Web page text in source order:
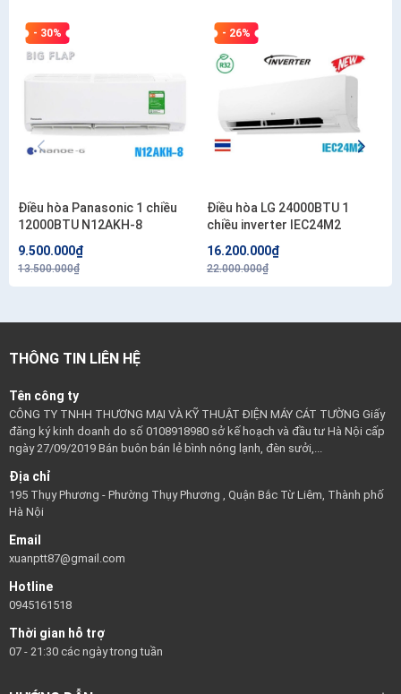
- 30%
Điều hòa Panasonic 1 chiều
12000BTU N12AKH-8
9.500.000₫
13.500.000₫
- 26%
Điều hòa LG 24000BTU 1
chiều inverter IEC24M2
16.200.000₫
22.000.000₫
THÔNG TIN LIÊN HỆ
Tên công ty
CÔNG TY TNHH THƯƠNG MẠI VÀ KỸ THUẬT ĐIỆN MÁY CÁT TƯỜNG Giấy
đăng ký kinh doanh do số 0108918980 sở kế hoạch và đầu tư Hà Nội cấp
ngày 27/09/2019 Bán buôn bán lẻ bình nóng lạnh, đèn sưởi,...
Địa chỉ
195 Thụy Phương - Phường Thụy Phương , Quận Bắc Từ Liêm, Thành phố
Hà Nội
Email
xuanptt87@gmail.com
Hotline
0945161518
Thời gian hỗ trợ
07 - 21:30 các ngày trong tuần